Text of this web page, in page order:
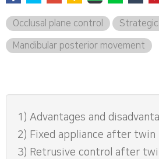
Occlusal plane control
Mandibular posterior movement
1) Advantages and
2) Fixed appliance after twin
3) Retrusive control after